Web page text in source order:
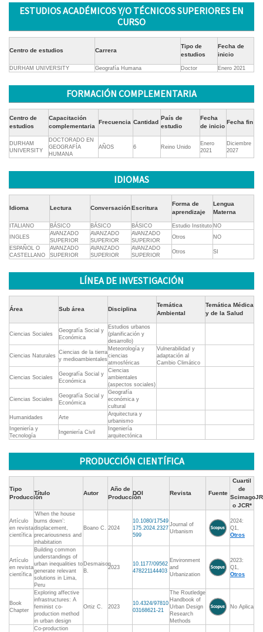
ESTUDIOS ACADÉMICOS Y/O TÉCNICOS SUPERIORES EN
CURSO
Centro de estudios Carrera
Tipo de
estudios
Fecha de
inicio
DURHAM UNIVERSITY Geografía Humana Doctor Enero 2021
FORMACIÓN COMPLEMENTARIA
Centro de
estudios
Capacitación
complementaria
Frecuencia Cantidad
País de
estudio
Fecha
de inicio
Fecha fin
DURHAM
UNIVERSITY
DOCTORADO EN
GEOGRAFÍA
HUMANA
AÑOS 6 Reino Unido
Enero
2021
Diciembre
2027
IDIOMAS
Idioma Lectura ConversaciónEscritura
Forma de
aprendizaje
Lengua
Materna
ITALIANO BÁSICO BÁSICO BÁSICO Estudio Instituto NO
INGLES
AVANZADO
SUPERIOR
AVANZADO
SUPERIOR
AVANZADO
SUPERIOR
Otros
NO
ESPAÑOL O
CASTELLANO
AVANZADO
SUPERIOR
AVANZADO
SUPERIOR
AVANZADO
SUPERIOR
Otros SI
LÍNEA DE INVESTIGACIÓN
Área Sub área Disciplina
Temática
Ambiental
Temática Médica
y de la Salud
Ciencias Sociales
Geografía Social y
Económica
Estudios urbanos
(planificación y
desarrollo)
Ciencias Naturales
Ciencias de la tierra
y medioambientales
Meteorología y
ciencias
atmosféricas
Vulnerabilidad y
adaptación al
Cambio Climático
Ciencias Sociales
Geografía Social y
Económica
Ciencias
ambientales
(aspectos sociales)
Ciencias Sociales
Geografía Social y
Económica
Geografía
económica y
cultural
Humanidades
Arte
Arquitectura y
urbanismo
Ingeniería y
Tecnología
Ingeniería Civil
Ingeniería
arquitectónica
PRODUCCIÓN CIENTÍFICA
Tipo
Producción
Título Autor
Año de
Producción
DOI Revista Fuente
Cuartil
de
ScimagoJR
o JCR*
Artículo
en revista
científica
‘When the house
burns down’:
displacement,
precariousness and
inhabitation
Boano C. 2024
10.1080/17549
175.2024.2327
599
Journal of
Urbanism
2024:
Q1,
Otros
Artículo
en revista
científica
Building common
understandings of
urban inequalities to
generate relevant
solutions in Lima,
Peru
Desmaison
B.
2023
10.1177/09562
478221144403
Environment
and
Urbanization
2023:
Q1,
Otros
Book
Chapter
Exploring affective
infrastructures: A
feminist co-
production method
in urban design
Ortiz C. 2023
10.4324/97810
03168621-21
The Routledge
Handbook of
Urban Design
Research
Methods
No Aplica
Co-production